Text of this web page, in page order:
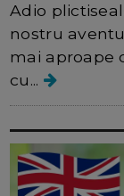
Adio
nostru
mai aproape
cu...